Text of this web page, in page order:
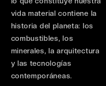
vida material contiene la
historia del planeta: los
combustibles, los
minerales, la arquitectura
contemporáneas.